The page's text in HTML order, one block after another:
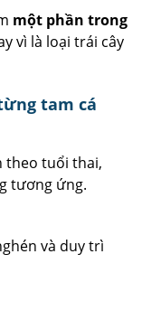
một phần trong
vì là loại trái cây
tam cá
theo tuổi thai,
tương ứng.
và duy trì